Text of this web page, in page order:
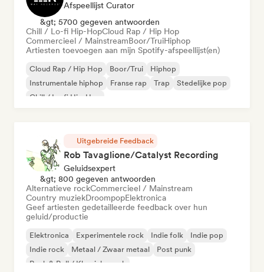
Afspeellijst Curator
&gt; 5700 gegeven antwoorden
Chill / Lo-fi Hip-HopCloud Rap / Hip Hop
Commercieel / MainstreamBoor/TruiHiphop
Artiesten toevoegen aan mijn Spotify-afspeellijst(en)
Cloud Rap / Hip Hop Boor/Trui
Hiphop
Instrumentale hiphop
Franse rap Trap
Stedelijke pop
Chill / Lo-fi Hip-Hop
Uitgebreide Feedback
Rob Tavaglione/Catalyst Recording
Geluidsexpert
&gt; 800 gegeven antwoorden
Alternatieve rockCommercieel / Mainstream
Country muziekDroompopElektronica
Geef artiesten gedetailleerde feedback over hun
geluid/productie
Elektronica Experimentele rock Indie folk
Indie pop
Indie rock
Metaal / Zwaar metaal
Post punk
Rock & Roll / Klassieke rock